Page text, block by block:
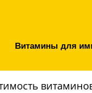
Витамины для